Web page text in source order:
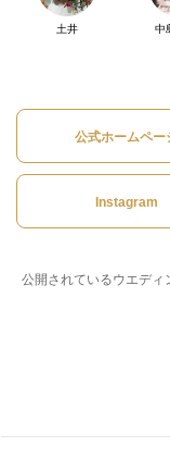
土井 中
公式ホームペー
Instagram
公開されているウエディ